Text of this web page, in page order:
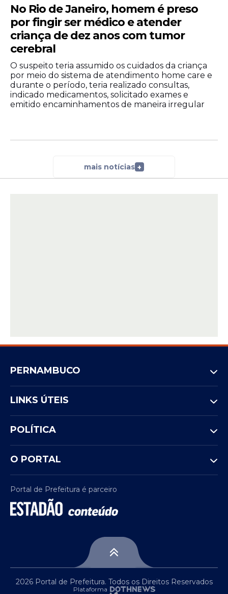
concursos.
No Rio de Janeiro, homem é preso
por fingir ser médico e atender
criança de dez anos com tumor
cerebral
O suspeito teria assumido os cuidados da criança
por meio do sistema de atendimento home care e
durante o período, teria realizado consultas,
indicado medicamentos, solicitado exames e
emitido encaminhamentos de maneira irregular
mais notícias +
PERNAMBUCO
LINKS ÚTEIS
POLÍTICA
O PORTAL
Portal de Prefeitura é parceiro
2026 Portal de Prefeitura. Todos os Direitos Reservados
Plataforma